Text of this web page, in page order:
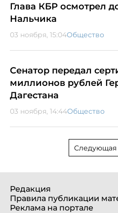
Глава КБР осмотрел
Нальчика
03 ноября, 15:04Общество
Сенатор передал
миллионов рублей
Дагестана
03 ноября, 14:44Общество
Следующая
Редакция
Правила публикации
Реклама на портале